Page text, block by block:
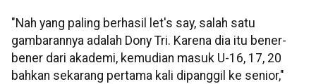
"Nah yang paling berhasil let's say, salah satu
gambarannya adalah Dony Tri. Karena dia itu bener-
bener dari akademi, kemudian masuk U-16, 17, 20
bahkan sekarang pertama kali dipanggil ke senior,"